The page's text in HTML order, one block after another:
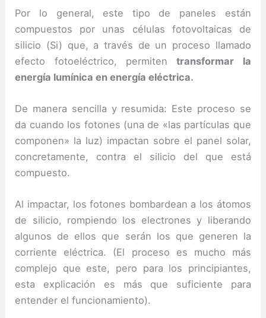
Por lo general, este tipo de paneles están
compuestos por unas células fotovoltaicas de
silicio (Si) que, a través de un proceso llamado
efecto fotoeléctrico, permitentransformar la
energía lumínica en energía eléctrica.
De manera sencilla y resumida: Este proceso se
da cuando los fotones (una de «las partículas que
componen» la luz) impactan sobre el panel solar,
concretamente, contra el silicio del que está
compuesto.
Al impactar, los fotones bombardean a los átomos
de silicio, rompiendo los electrones y liberando
algunos de ellos que serán los que generen la
corriente eléctrica. (El proceso es mucho más
complejo que este, pero para los principiantes,
esta explicación es más que suficiente para
entender el funcionamiento).